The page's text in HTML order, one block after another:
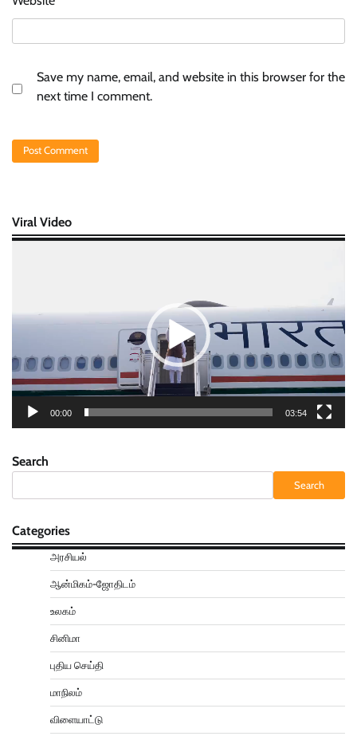
Save my name, email, and website in this browser for the
next time I comment.
Viral Video
00:00 03:54
Search
Search
Categories
அரசியல்
ஆன்மிகம்-ஜோதிடம்
உலகம்
சினிமா
புதிய செய்தி
மாநிலம்
விளையாட்டு